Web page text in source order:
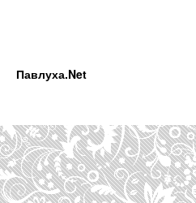
Павлуха.Net